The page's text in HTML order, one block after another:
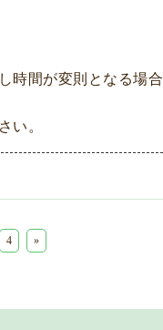
時間が変則となる場
い。
4 »